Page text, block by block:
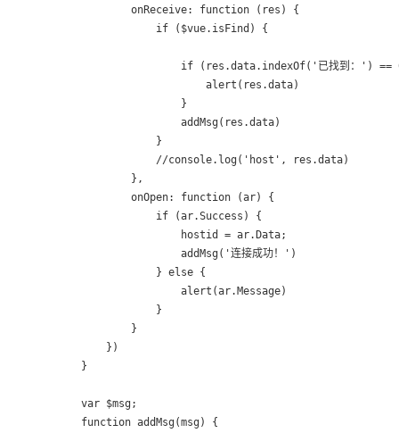
                onReceive: function (res) {
                    if ($vue.isFind) {
if (res.data.indexOf('已找到：') ==
                            alert(res.data)
                        }
                        addMsg(res.data)
                    }
                    //console.log('host', res.data)
                },
                onOpen: function (ar) {
                    if (ar.Success) {
                        hostid = ar.Data;
                        addMsg('连接成功！')
                    } else {
                        alert(ar.Message)
                    }
                }
            })
        }
        var $msg;
        function addMsg(msg) {